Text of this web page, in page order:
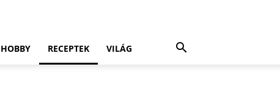
HOBBY RECEPTEK VILÁG